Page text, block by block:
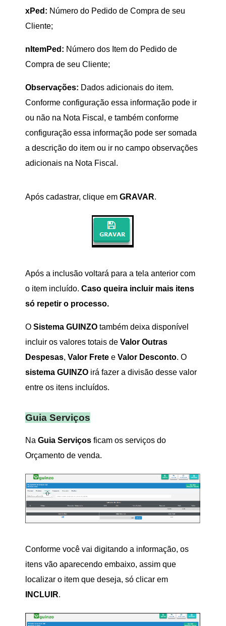
xPed: Número do Pedido de Compra de seu
Cliente;
nItemPed: Número dos Item do Pedido de
Compra de seu Cliente;
Observações: Dados adicionais do item.
Conforme configuração essa informação pode ir
ou não na Nota Fiscal, e também conforme
configuração essa informação pode ser somada
a descrição do item ou ir no campo observações
adicionais na Nota Fiscal.
Após cadastrar, clique em GRAVAR.
Após a inclusão voltará para a tela anterior com
o item incluído. Caso queira incluir mais itens
só repetir o processo.
O Sistema GUINZO também deixa disponível
incluir os valores totais de Valor Outras
Despesas, Valor Frete e Valor Desconto. O
sistema GUINZO irá fazer a divisão desse valor
entre os itens incluídos.
Guia Serviços
Na Guia Serviços ficam os serviços do
Orçamento de venda.
Conforme você vai digitando a informação, os
itens vão aparecendo embaixo, assim que
localizar o item que deseja, só clicar em
INCLUIR.